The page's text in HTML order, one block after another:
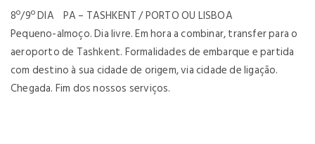
8º/9º DIA PA – TASHKENT / PORTO OU LISBOA
Pequeno-almoço. Dia livre. Em hora a combinar, transfer para o
aeroporto de Tashkent. Formalidades de embarque e partida
com destino à sua cidade de origem, via cidade de ligação.
Chegada. Fim dos nossos serviços.